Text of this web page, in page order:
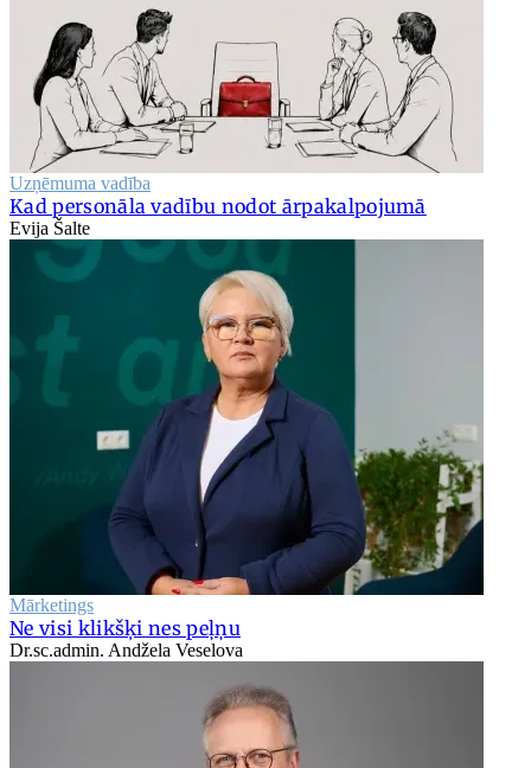
Uzņēmuma vadība
Kad personāla vadību nodot ārpakalpojumā
Evija Šalte
Mārketings
Ne visi klikšķi nes peļņu
Dr.sc.admin. Andžela Veselova